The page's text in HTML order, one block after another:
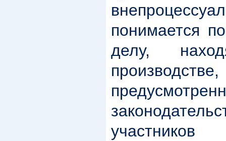
понимается
делу,